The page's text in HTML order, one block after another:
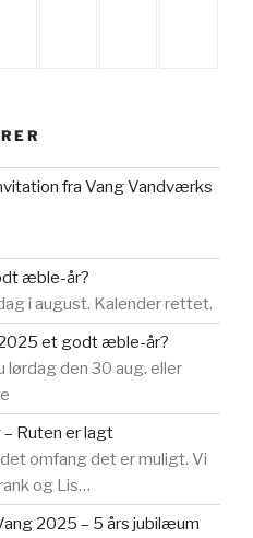
fra Vang Vandværks
æble-år?
i august. Kalender rettet.
et godt æble-år?
lørdag den 30 aug. eller
– Ruten er lagt
omfang det er muligt. Vi
og Lis…
2025 – 5 års jubilæum